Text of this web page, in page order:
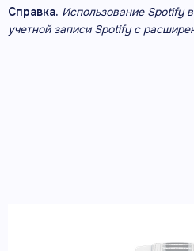
Справка. Использование Spotify
учетной записи Spotifyс